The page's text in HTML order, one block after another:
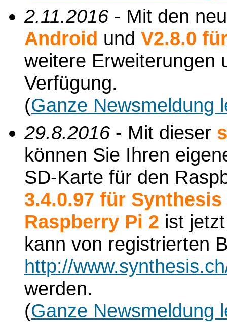
2.11.2016 - Mit den
Android und V2.8.0
weitere Erweiterungen
Verfügung.
(Ganze Newsmeldung
29.8.2016 - Mit dieser
können Sie Ihren
SD-Karte für den
3.4.0.97 für
Raspberry Pi 2 ist
kann von registrierten
http://
werden.
(Ganze Newsmeldung